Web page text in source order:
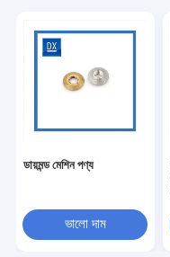
ডায়মন্ড মেশিন পণ্য
ভালো দাম